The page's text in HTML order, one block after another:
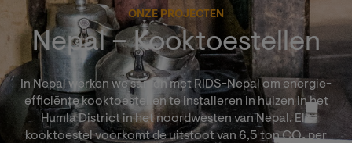
ONZE PROJECTEN
Nepal – Kooktoestellen
In Nepal werken we samen met RIDS-Nepal om energie-
efficiënte kooktoestellen te installeren in huizen in het
Humla District in het noordwesten van Nepal. Elk
kooktoestel voorkomt de uitstoot van 6,5 ton CO₂ per